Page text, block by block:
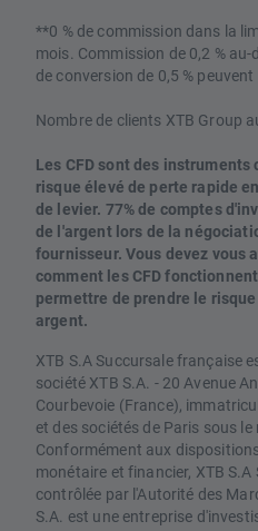
**0 % de commission dans la
mois. Commission de 0,2 %
de conversion de 0,5 %
Nombre de clients XTB Group
Les CFD sont des
risque élevé de perte rapide
de levier. 77% de comptes
de l'argent lors de la
fournisseur. Vous devez vous
comment les CFD
permettre de prendre le
argent.
XTB S.A Succursale française
société XTB S.A. - 20 Avenue
Courbevoie (France),
et des sociétés de Paris sous
Conformément aux
monétaire et financier, XTB
contrôlée par l'Autorité des
S.A. est une entreprise